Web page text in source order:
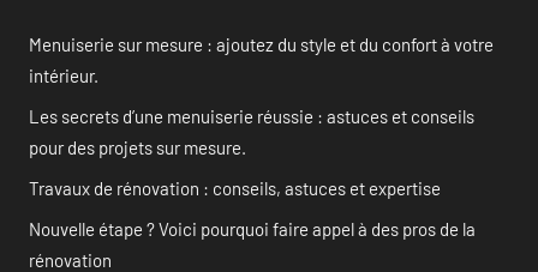
Menuiserie sur mesure : ajoutez du style et du confort à votre
intérieur.
Les secrets d’une menuiserie réussie : astuces et conseils
pour des projets sur mesure.
Travaux de rénovation : conseils, astuces et expertise
Nouvelle étape ? Voici pourquoi faire appel à des pros de la
rénovation